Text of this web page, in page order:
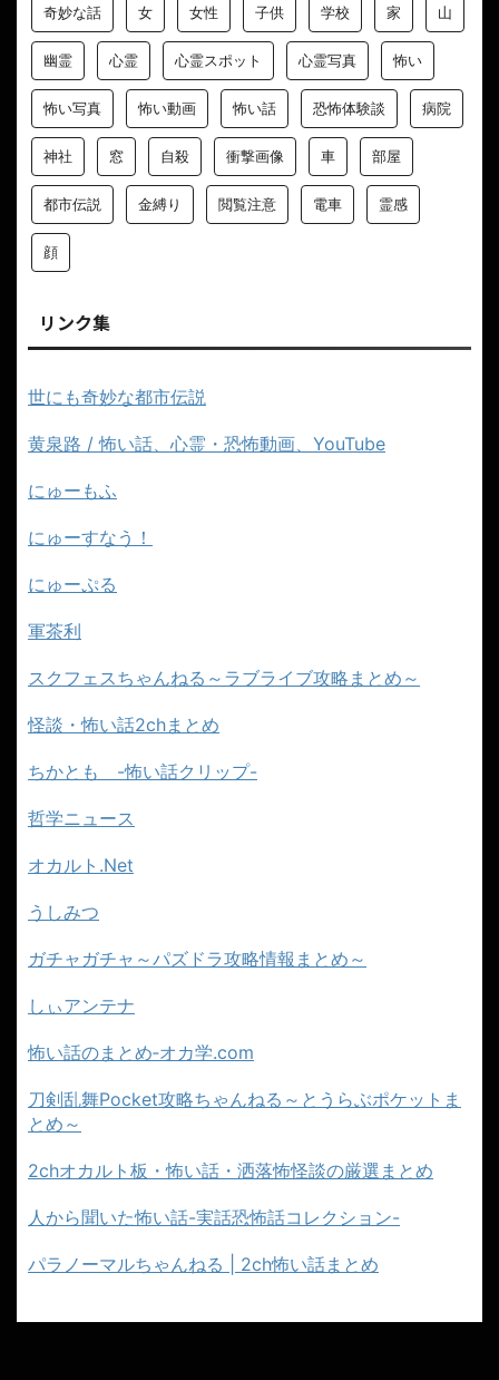
奇妙な話 女 女性 子供 学校 家 山
幽霊 心霊 心霊スポット 心霊写真 怖い
怖い写真 怖い動画 怖い話 恐怖体験談 病院
神社 窓 自殺 衝撃画像 車 部屋
都市伝説 金縛り 閲覧注意 電車 霊感
顔
リンク集
世にも奇妙な都市伝説
黄泉路 / 怖い話、心霊・恐怖動画、YouTube
にゅーもふ
にゅーすなう！
にゅーぷる
軍茶利
スクフェスちゃんねる～ラブライブ攻略まとめ～
怪談・怖い話2chまとめ
ちかとも -怖い話クリップ-
哲学ニュース
オカルト.Net
うしみつ
ガチャガチャ～パズドラ攻略情報まとめ～
しぃアンテナ
怖い話のまとめ‐オカ学.com
刀剣乱舞Pocket攻略ちゃんねる～とうらぶポケットま
とめ～
2chオカルト板・怖い話・洒落怖怪談の厳選まとめ
人から聞いた怖い話-実話恐怖話コレクション-
パラノーマルちゃんねる | 2ch怖い話まとめ